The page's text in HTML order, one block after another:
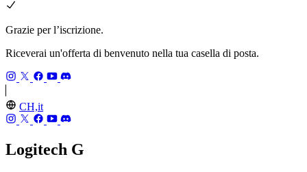
Grazie per l’iscrizione.
Riceverai un'offerta di benvenuto nella tua casella di posta.
CH,it
Logitech G